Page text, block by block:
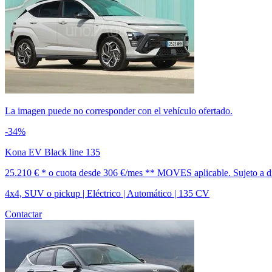
La imagen puede no corresponder con el vehículo ofertado.
-34%
Kona EV Black line 135
25.210 € * o cuota desde 306 €/mes ** MOVES aplicable. Sujeto a
4x4, SUV o pickup | Eléctrico | Automático | 135 CV
Contactar